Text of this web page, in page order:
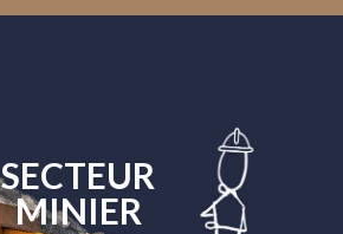
SECTEUR
MINIER